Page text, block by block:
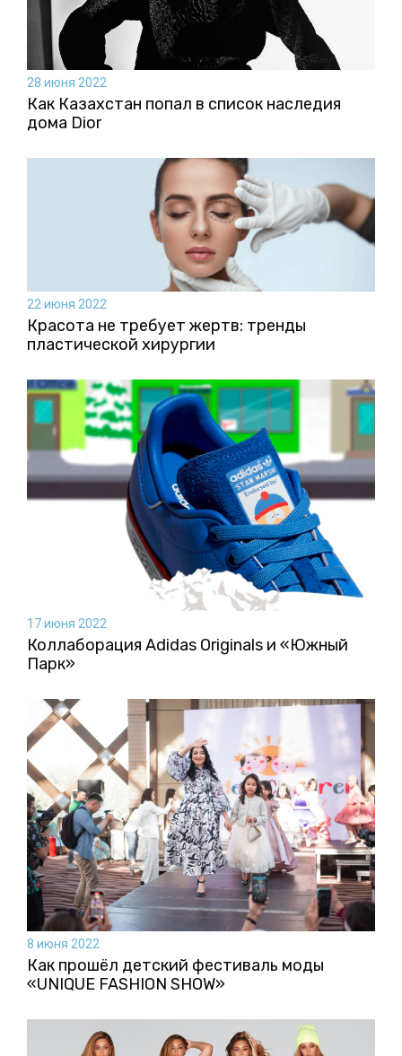
28 июня 2022
Как Казахстан попал в список наследия
дома Dior
22 июня 2022
Красота не требует жертв: тренды
пластической хирургии
17 июня 2022
Коллаборация Аdidas Originals и «Южный
Парк»
8 июня 2022
Как прошёл детский фестиваль моды
«UNIQUE FASHION SHOW»